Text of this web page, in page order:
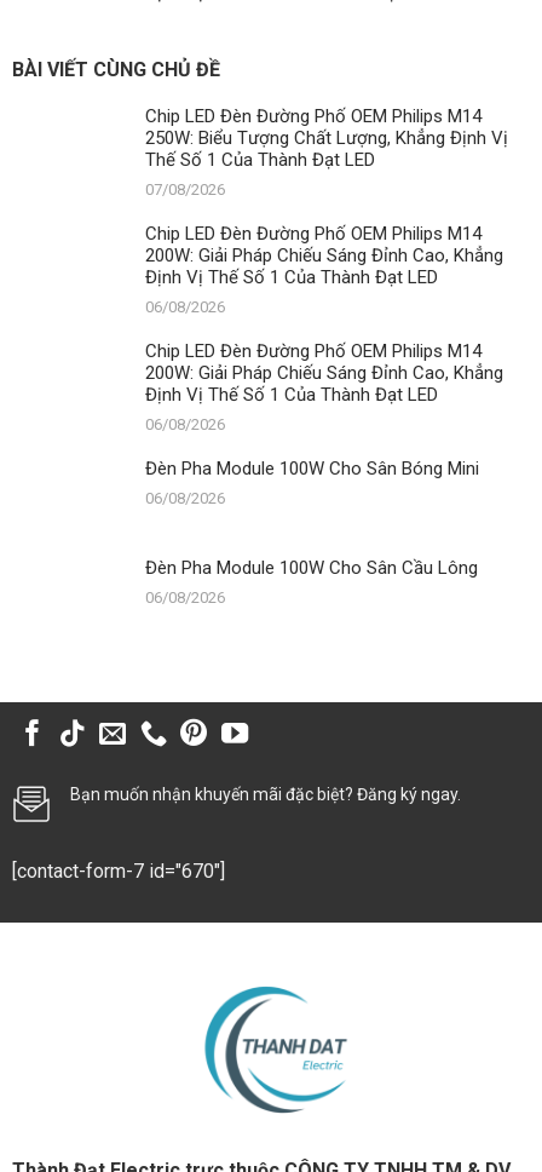
BÀI VIẾT CÙNG CHỦ ĐỀ
Chip LED Đèn Đường Phố OEM Philips M14
250W: Biểu Tượng Chất Lượng, Khẳng Định Vị
Thế Số 1 Của Thành Đạt LED
07/08/2026
Chip LED Đèn Đường Phố OEM Philips M14
200W: Giải Pháp Chiếu Sáng Đỉnh Cao, Khẳng
Định Vị Thế Số 1 Của Thành Đạt LED
06/08/2026
Chip LED Đèn Đường Phố OEM Philips M14
200W: Giải Pháp Chiếu Sáng Đỉnh Cao, Khẳng
Định Vị Thế Số 1 Của Thành Đạt LED
06/08/2026
Đèn Pha Module 100W Cho Sân Bóng Mini
06/08/2026
Đèn Pha Module 100W Cho Sân Cầu Lông
06/08/2026
Bạn muốn nhận khuyến mãi đặc biệt? Đăng ký ngay.
[contact-form-7 id="670"]